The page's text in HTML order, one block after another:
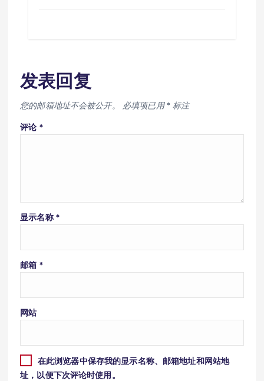
发表回复
您的邮箱地址不会被公开。 必填项已用* 标注
评论 *
显示名称 *
邮箱 *
网站
在此浏览器中保存我的显示名称、邮箱地址和网站地
址，以便下次评论时使用。